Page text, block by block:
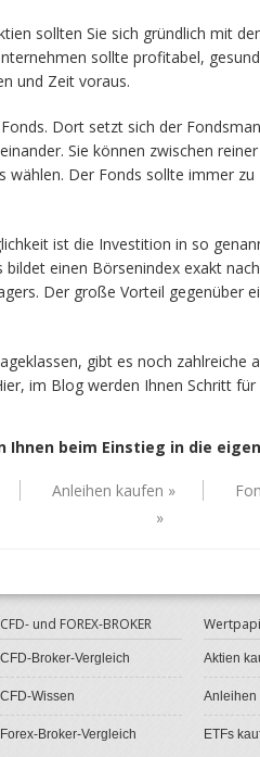
sollten Sie sich gründlich mit
sollte profitabel,
und Zeit voraus.
Dort setzt sich der
Sie können zwischen
wählen. Der Fonds sollte immer
ist die Investition in so
bildet einen Börsenindex exakt
Der große Vorteil gegenüber
gibt es noch zahlreiche
im Blog werden Ihnen Schritt
Ihnen beim Einstieg in die
Anleihen kaufen »
»
CFD- und FOREX-BROKER
CFD-Broker-Vergleich
CFD-Wissen
Forex-Broker-Vergleich
Aktien
Anleihen
ETFs